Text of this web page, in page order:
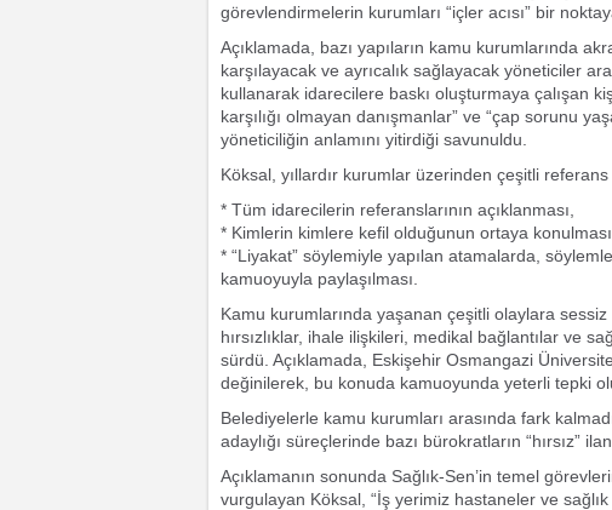
görevlendirmelerin kurumları “içler acısı” bir
Açıklamada, bazı yapıların kamu kurumlarında
karşılayacak ve ayrıcalık sağlayacak yöneticiler
kullanarak idarecilere baskı oluşturmaya çalışan
karşılığı olmayan danışmanlar” ve “çap sorunu
yöneticiliğin anlamını yitirdiği savunuldu.
Köksal, yıllardır kurumlar üzerinden çeşitli
* Tüm idarecilerin referanslarının açıklanması,
* Kimlerin kimlere kefil olduğunun ortaya konulması,
* “Liyakat” söylemiyle yapılan atamalarda,
kamuoyuyla paylaşılması.
Kamu kurumlarında yaşanan çeşitli olaylara sessiz
hırsızlıklar, ihale ilişkileri, medikal bağlantılar ve
sürdü. Açıklamada, Eskişehir Osmangazi
değinilerek, bu konuda kamuoyunda yeterli tepki
Belediyelerle kamu kurumları arasında fark
adaylığı süreçlerinde bazı bürokratların “hırsız”
Açıklamanın sonunda Sağlık-Sen’in temel
vurgulayan Köksal, “İş yerimiz hastaneler ve